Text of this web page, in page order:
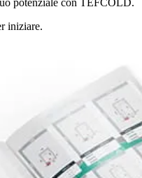
iniziare.